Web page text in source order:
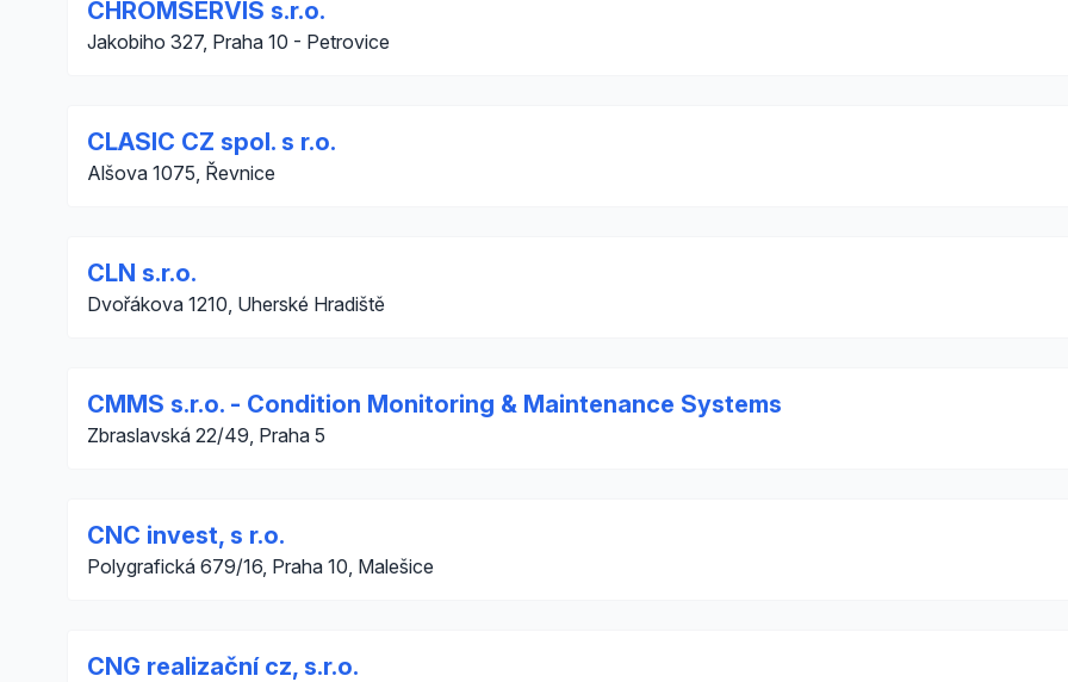
CHROMSERVIS s.r.o.
Jakobiho 327, Praha 10 - Petrovice
CLASIC CZ spol. s r.o.
Alšova 1075, Řevnice
CLN s.r.o.
Dvořákova 1210, Uherské Hradiště
CMMS s.r.o. - Condition Monitoring & Maintenance Systems
Zbraslavská 22/49, Praha 5
CNC invest, s r.o.
Polygrafická 679/16, Praha 10, Malešice
CNG realizační cz, s.r.o.